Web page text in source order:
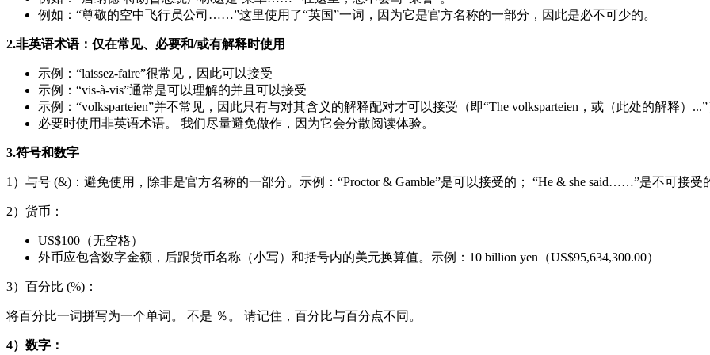
例如：“尊敬的空中飞行员公司……”这里使用了“英国”一词，因为它是官方名称的一部分，因此是必不可少的。
2.非英语术语：仅在常见、必要和/或有解释时使用
示例：“laissez-faire”很常见，因此可以接受
示例：“vis-à-vis”通常是可以理解的并且可以接受
示例：“volksparteien”并不常见，因此只有与对其含义的解释配对才可以接受（即“The volksparteien，或（此处的解释）...”
必要时使用非英语术语。 我们尽量避免做作，因为它会分散阅读体验。
3.符号和数字
1）与号 (&)：避免使用，除非是官方名称的一部分。示例：“Proctor & Gamble”是可以接受的； “He & she said……”是不可接受
2）货币：
US$100（无空格）
外币应包含数字金额，后跟货币名称（小写）和括号内的美元换算值。示例：10 billion yen（US$95,634,300.00）
3）百分比 (%)：
将百分比一词拼写为一个单词。 不是 ％。 请记住，百分比与百分点不同。
4）数字：